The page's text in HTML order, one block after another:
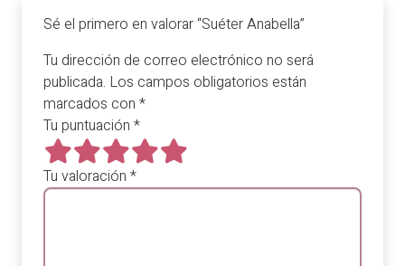
Sé el primero en valorar “Suéter Anabella”
Tu dirección de correo electrónico no será
publicada. Los campos obligatorios están
marcados con *
Tu puntuación *
Tu valoración *